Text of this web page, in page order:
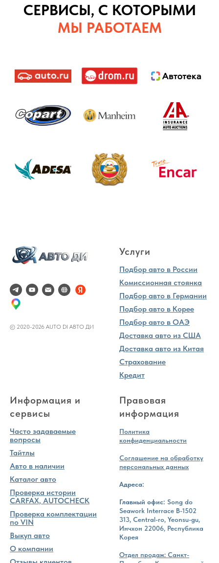
СЕРВИСЫ, С КОТОРЫМИ
МЫ РАБОТАЕМ
© 2020-2026 AUTO DI АВТО ДИ
Услуги
Подбор авто в России
Комиссионная стоянка
Подбор авто в Германии
Подбор авто в Корее
Подбор авто в ОАЭ
Доставка авто из США
Доставка авто из Китая
Страхование
Кредит
Информация и
сервисы
Часто задаваемые
вопросы
Тайтлы
Авто в наличии
Каталог авто
Проверка истории
CARFAX, AUTOCHECK
Проверка комплектации
по VIN
Выкуп авто
О компании
Правовая
информация
Политика
конфиденциальности
Соглашение на обработку
персональных данных
Адреса:
Главный офис: Song do
Seawork Interrace B-1502
313, Central-ro, Yeonsu-gu,
Инчхон 22006, Республика
Корея
Отдел продаж: Санкт-